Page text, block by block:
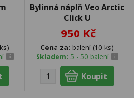
Bylinná náplň Veo Arctic
Click U
950 Kč
Cena za: balení (10 ks)
Skladem: 5 - 50 balení